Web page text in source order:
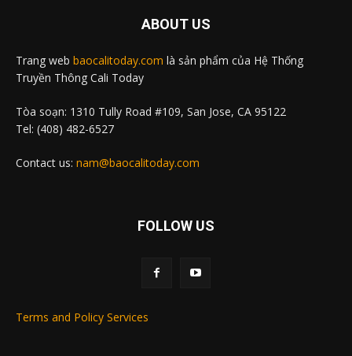
ABOUT US
Trang web baocalitoday.com là sản phẩm của Hệ Thống
Truyền Thông Cali Today
Tòa soạn: 1310 Tully Road #109, San Jose, CA 95122
Tel: (408) 482-6527
Contact us: nam@baocalitoday.com
FOLLOW US
Terms and Policy Services